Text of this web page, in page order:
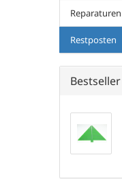
Reparaturen
Restposten
Bestseller